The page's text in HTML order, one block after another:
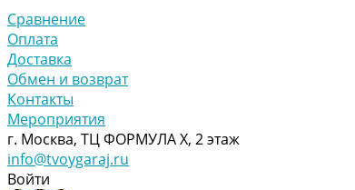
Сравнение
Оплата
Доставка
Обмен и возврат
Контакты
Мероприятия
г. Москва, ТЦ ФОРМУЛА Х, 2 этаж
info@tvoygaraj.ru
Войти